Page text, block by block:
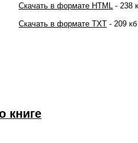
Скачать в формате HTML - 238
Скачать в формате TXT - 209 кб
книге